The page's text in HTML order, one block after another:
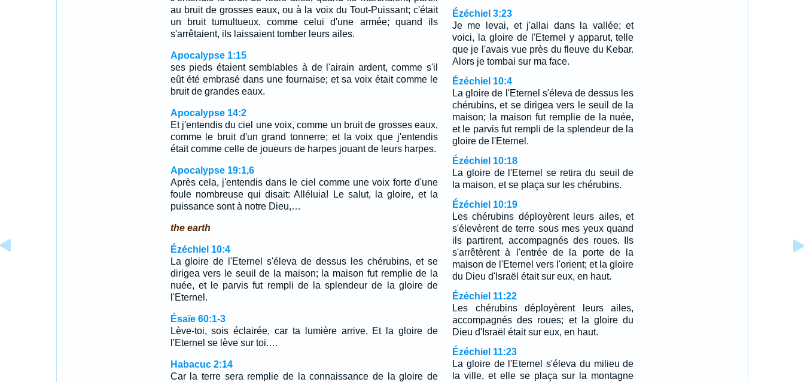
au bruit de grosses eaux, ou à la voix du Tout-Puissant; c'était
un bruit tumultueux, comme celui d'une armée; quand ils
s'arrêtaient, ils laissaient tomber leurs ailes.
Apocalypse 1:15
ses pieds étaient semblables à de l'airain ardent, comme s'il
eût été embrasé dans une fournaise; et sa voix était comme le
bruit de grandes eaux.
Apocalypse 14:2
Et j'entendis du ciel une voix, comme un bruit de grosses eaux,
comme le bruit d'un grand tonnerre; et la voix que j'entendis
était comme celle de joueurs de harpes jouant de leurs harpes.
Apocalypse 19:1,6
Après cela, j'entendis dans le ciel comme une voix forte d'une
foule nombreuse qui disait: Alléluia! Le salut, la gloire, et la
puissance sont à notre Dieu,…
the earth
Ézéchiel 10:4
La gloire de l'Eternel s'éleva de dessus les chérubins, et se
dirigea vers le seuil de la maison; la maison fut remplie de la
nuée, et le parvis fut rempli de la splendeur de la gloire de
l'Eternel.
Ésaïe 60:1-3
Lève-toi, sois éclairée, car ta lumière arrive, Et la gloire de
l'Eternel se lève sur toi.…
Habacuc 2:14
Car la terre sera remplie de la connaissance de la gloire de
Ézéchiel 3:23
Je me levai, et j'allai dans la vallée; et
voici, la gloire de l'Eternel y apparut, telle
que je l'avais vue près du fleuve du Kebar.
Alors je tombai sur ma face.
Ézéchiel 10:4
La gloire de l'Eternel s'éleva de dessus les
chérubins, et se dirigea vers le seuil de la
maison; la maison fut remplie de la nuée,
et le parvis fut rempli de la splendeur de la
gloire de l'Eternel.
Ézéchiel 10:18
La gloire de l'Eternel se retira du seuil de
la maison, et se plaça sur les chérubins.
Ézéchiel 10:19
Les chérubins déployèrent leurs ailes, et
s'élevèrent de terre sous mes yeux quand
ils partirent, accompagnés des roues. Ils
s'arrêtèrent à l'entrée de la porte de la
maison de l'Eternel vers l'orient; et la gloire
du Dieu d'Israël était sur eux, en haut.
Ézéchiel 11:22
Les chérubins déployèrent leurs ailes,
accompagnés des roues; et la gloire du
Dieu d'Israël était sur eux, en haut.
Ézéchiel 11:23
La gloire de l'Eternel s'éleva du milieu de
la ville, et elle se plaça sur la montagne